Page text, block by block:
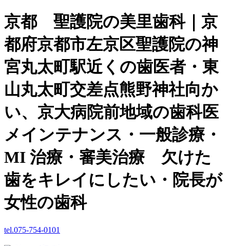
京都 聖護院の美里歯科｜京
都府京都市左京区聖護院の神
宮丸太町駅近くの歯医者・東
山丸太町交差点熊野神社向か
い、京大病院前地域の歯科医
メインテナンス・一般診療・
MI 治療・審美治療 欠けた
歯をキレイにしたい・院長が
女性の歯科
tel.075-754-0101